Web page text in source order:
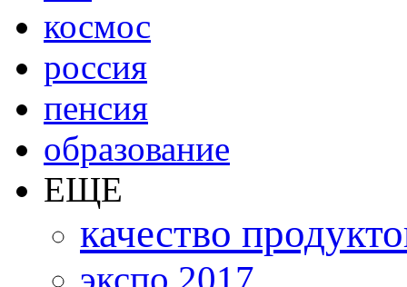
космос
россия
пенсия
образование
ЕЩЕ
качество